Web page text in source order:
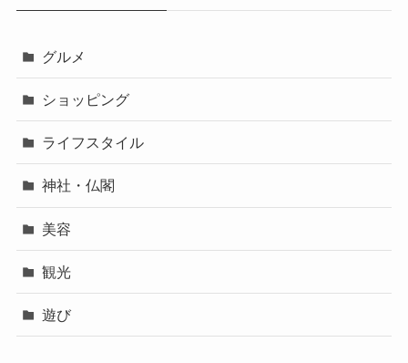
グルメ
ショッピング
ライフスタイル
神社・仏閣
美容
観光
遊び